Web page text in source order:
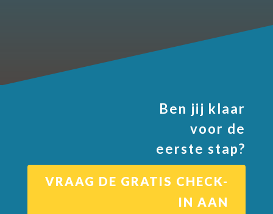
Ben jij klaar
voor de
eerste stap?
VRAAG DE GRATIS CHECK-
IN AAN